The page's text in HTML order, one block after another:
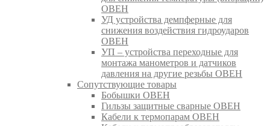
ОВЕН
УД устройства демпферные для
снижения воздействия гидроударов
ОВЕН
УП – устройства переходные для
монтажа манометров и датчиков
давления на другие резьбы ОВЕН
Сопутствующие товары
Бобышки ОВЕН
Гильзы защитные сварные ОВЕН
Кабели к термопарам ОВЕН